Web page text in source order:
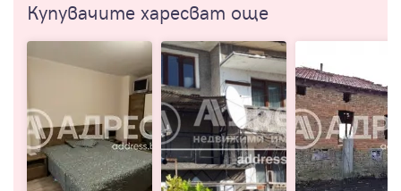
Купувачите харесват още